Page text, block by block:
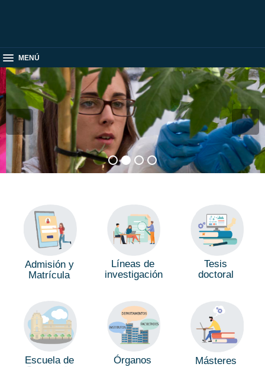
MENÚ
Admisión y
Matrícula
Líneas de
investigación
Tesis
doctoral
Escuela de
Órganos Másteres